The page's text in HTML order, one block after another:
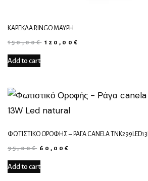
KΑΡΈΚΛΑ RINGO ΜΑΎΡΗ
150,00€ 120,00 €
Add to cart
ΦΩΤΙΣΤΙΚΌ ΟΡΟΦΉΣ – ΡΆΓΑ CANELA
95,00€ 60,00€
Add to cart